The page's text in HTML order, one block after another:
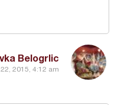
Belogrlic
2015, 4:12 am